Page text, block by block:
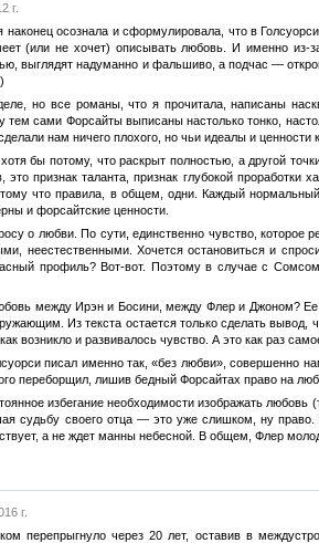
г.
наконец осознала и сформулировала, что в
(или не хочет) описывать любовь. И именно из-
выглядят надуманно и фальшиво, а подчас —
но все романы, что я прочитала, написаны
тем сами Форсайты выписаны настолько тонко,
нам ничего плохого, но чьи идеалы и
бы потому, что раскрыт полностью, а другой
это признак таланта, признак глубокой
что правила, в общем, одни. Каждый
и форсайтские ценности.
о любви. По сути, единственно чувство,
неестественными. Хочется остановиться и
профиль? Вот-вот. Поэтому в случае с
между Ирэн и Босини, между Флер и Джоном? Ее
Из текста остается только сделать
возникло и развивалось чувство. А это как раз
писал именно так, «без любви», совершенно
переборщил, лишив бедный Форсайтах право на
избегание необходимости изображать любовь
судьбу своего отца — это уже слишком, ну
а не ждет манны небесной. В общем, Флер
г.
перепрыгнуло через 20 лет, оставив в